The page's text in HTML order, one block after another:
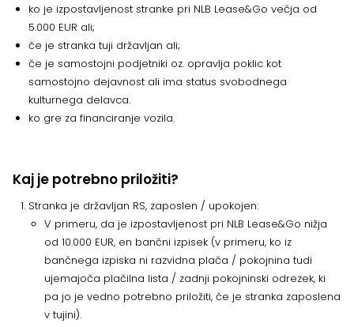
ko je izpostavljenost stranke pri NLB Lease&Go večja od
5.000 EUR ali;
če je stranka tuji državljan ali;
če je samostojni podjetniki oz. opravlja poklic kot
samostojno dejavnost ali ima status svobodnega
kulturnega delavca.
ko gre za financiranje vozila.
Kaj je potrebno priložiti?
Stranka je državljan RS, zaposlen / upokojen:
V primeru, da je izpostavljenost pri NLB Lease&Go nižja
od 10.000 EUR, en bančni izpisek (v primeru, ko iz
bančnega izpiska ni razvidna plača / pokojnina tudi
ujemajoča plačilna lista / zadnji pokojninski odrezek, ki
pa jo je vedno potrebno priložiti, če je stranka zaposlena
v tujini).